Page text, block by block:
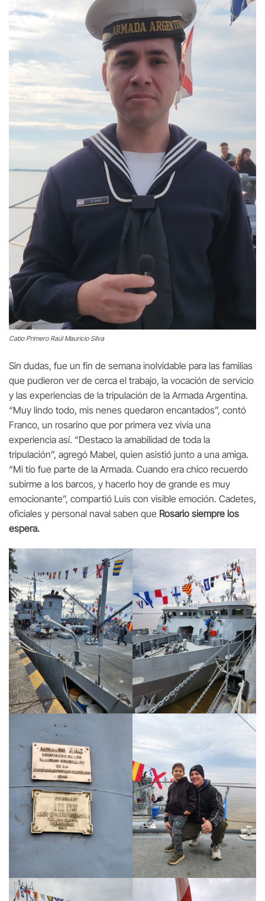
Cabo Primero Raúl Mauricio Silva
Sin dudas, fue un fin de semana inolvidable para las familias
que pudieron ver de cerca el trabajo, la vocación de servicio
y las experiencias de la tripulación de la Armada Argentina.
“Muy lindo todo, mis nenes quedaron encantados”, contó
Franco, un rosarino que por primera vez vivía una
experiencia así. “Destaco la amabilidad de toda la
tripulación”, agregó Mabel, quien asistió junto a una amiga.
“Mi tío fue parte de la Armada. Cuando era chico recuerdo
subirme a los barcos, y hacerlo hoy de grande es muy
emocionante”, compartió Luis con visible emoción. Cadetes,
oficiales y personal naval saben que Rosario siempre los
espera.